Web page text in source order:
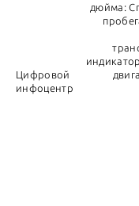
Цифровой
инфоцентр
дюйма: